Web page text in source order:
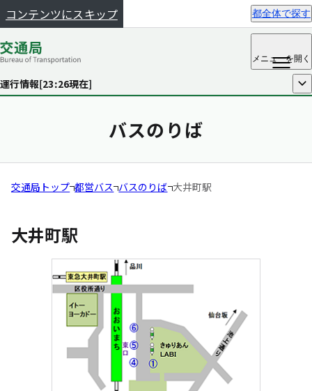
コンテンツにスキップ 都全体で探す
メニューを開く
運行情報[23:26現在] 開く
バスのりば
交通局トップ 都営バス バスのりば 大井町駅
大井町駅